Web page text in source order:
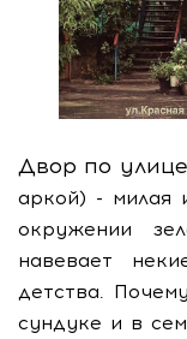
Двор по
аркой) - милая
окружении
навевает
детства.
сундуке и в